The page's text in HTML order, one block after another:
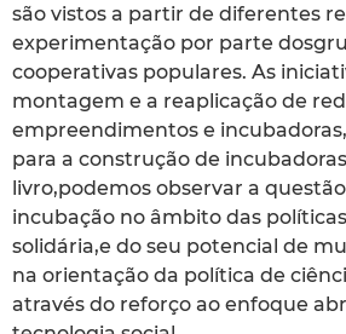
são vistos a partir de diferentes
experimentação por parte
cooperativas populares. As
montagem e a reaplicação de
empreendimentos e
para a construção de
livro,podemos observar a
incubação no âmbito das
solidária,e do seu potencial de
na orientação da política de
através do reforço ao enfoque